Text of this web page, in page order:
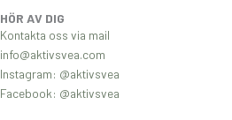
o
o
k
r
a
m
HÖR AV DIG
Kontakta oss via mail
info@aktivsvea.com
Instagram: @aktivsvea
Facebook: @aktivsvea